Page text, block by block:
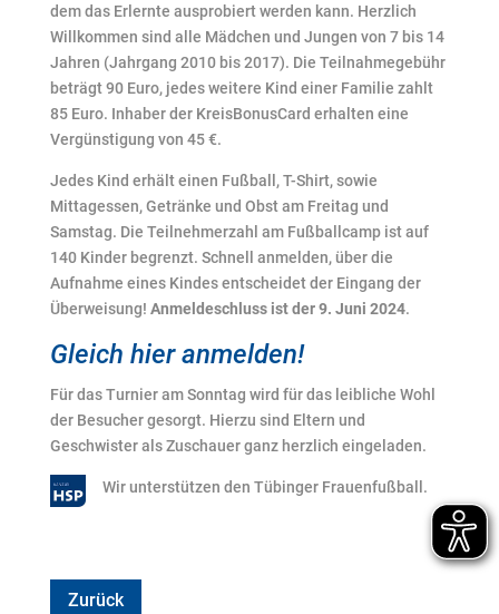
dem das Erlernte ausprobiert werden kann. Herzlich
Willkommen sind alle Mädchen und Jungen von 7 bis 14
Jahren (Jahrgang 2010 bis 2017). Die Teilnahmegebühr
beträgt 90 Euro, jedes weitere Kind einer Familie zahlt
85 Euro. Inhaber der KreisBonusCard erhalten eine
Vergünstigung von 45 €.
Jedes Kind erhält einen Fußball, T-Shirt, sowie
Mittagessen, Getränke und Obst am Freitag und
Samstag. Die Teilnehmerzahl am Fußballcamp ist auf
140 Kinder begrenzt. Schnell anmelden, über die
Aufnahme eines Kindes entscheidet der Eingang der
Überweisung! Anmeldeschluss ist der 9. Juni 2024.
Gleich hier anmelden!
Für das Turnier am Sonntag wird für das leibliche Wohl
der Besucher gesorgt. Hierzu sind Eltern und
Geschwister als Zuschauer ganz herzlich eingeladen.
Wir unterstützen den Tübinger Frauenfußball.
Zurück